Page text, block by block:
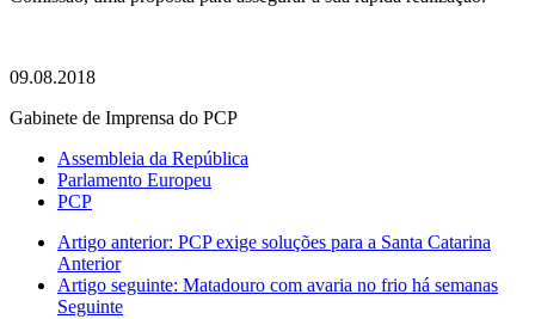
09.08.2018
Gabinete de Imprensa do PCP
Assembleia da República
Parlamento Europeu
PCP
Artigo anterior: PCP exige soluções para a Santa Catarina
Anterior
Artigo seguinte: Matadouro com avaria no frio há semanas
Seguinte